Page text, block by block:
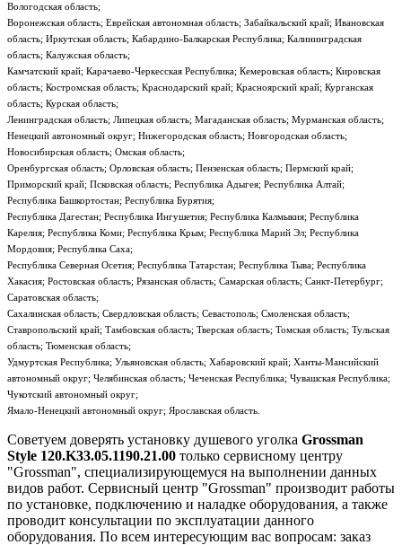
Вологодская область;
Воронежская область; Еврейская автономная область; Забайкальский край; Ивановская
область; Иркутская область; Кабардино-Балкарская Республика; Калининградская
область; Калужская область;
Камчатский край; Карачаево-Черкесская Республика; Кемеровская область; Кировская
область; Костромская область; Краснодарский край; Красноярский край; Курганская
область; Курская область;
Ленинградская область; Липецкая область; Магаданская область; Мурманская область;
Ненецкий автономный округ; Нижегородская область; Новгородская область;
Новосибирская область; Омская область;
Оренбургская область; Орловская область; Пензенская область; Пермский край;
Приморский край; Псковская область; Республика Адыгея; Республика Алтай;
Республика Башкортостан; Республика Бурятия;
Республика Дагестан; Республика Ингушетия; Республика Калмыкия; Республика
Карелия; Республика Коми; Республика Крым; Республика Марий Эл; Республика
Мордовия; Республика Саха;
Республика Северная Осетия; Республика Татарстан; Республика Тыва; Республика
Хакасия; Ростовская область; Рязанская область; Самарская область; Санкт-Петербург;
Саратовская область;
Сахалинская область; Свердловская область; Севастополь; Смоленская область;
Ставропольский край; Тамбовская область; Тверская область; Томская область; Тульская
область; Тюменская область;
Удмуртская Республика; Ульяновская область; Хабаровский край; Ханты-Мансийский
автономный округ; Челябинская область; Чеченская Республика; Чувашская Республика;
Чукотский автономный округ;
Ямало-Ненецкий автономный округ; Ярославская область.
Советуем доверять установку душевого уголка Grossman
Style 120.K33.05.1190.21.00 только сервисному центру
"Grossman", специализирующемуся на выполнении данных
видов работ. Сервисный центр "Grossman" производит работы
по установке, подключению и наладке оборудования, а также
проводит консультации по эксплуатации данного
оборудования. По всем интересующим вас вопросам: заказ